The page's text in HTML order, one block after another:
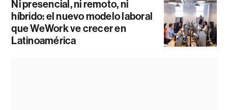
Ni presencial, ni remoto, ni
híbrido: el nuevo modelo laboral
que WeWork ve crecer en
Latinoamérica